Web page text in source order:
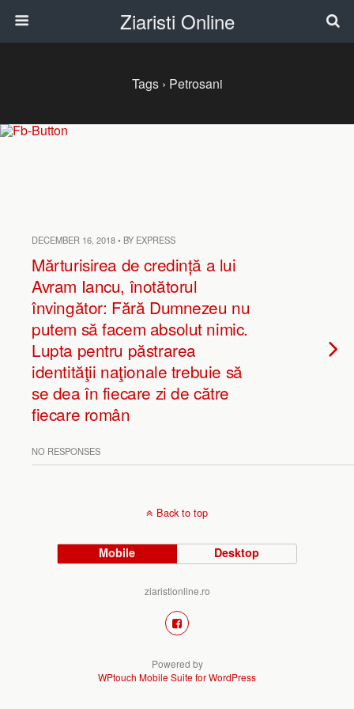
Ziaristi Online
Tags › Petrosani
DECEMBER 16, 2018 • BY EXPRESS
Mărturisirea de credință a lui
Avram Iancu, înotătorul
învingător: Fără Dumnezeu nu
putem să facem absolut nimic.
Lupta pentru păstrarea
identităţii naţionale trebuie să
se dea în fiecare zi de către
fiecare român
NO RESPONSES
Back to top
Mobile Desktop
ziaristionline.ro
Powered by
WPtouch Mobile Suite for WordPress